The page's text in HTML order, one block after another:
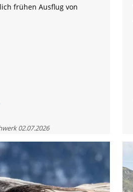
frühen Ausflug von
26:
ersten
Tage
nach
der
02.07.2026